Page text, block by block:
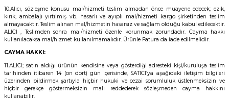
10.Alıcı, sözleşme konusu mal/hizmeti teslim almadan önce muayene edecek; ezik,
kırık, ambalajı yırtılmış vb. hasarlı ve ayıplı mal/hizmeti kargo şirketinden teslim
almayacaktır. Teslim alınan mal/hizmetin hasarsız ve sağlam olduğu kabul edilecektir.
ALICI , Teslimden sonra mal/hizmeti özenle korunmak zorundadır. Cayma hakkı
kullanılacaksa mal/hizmet kullanılmamalıdır. Ürünle Fatura da iade edilmelidir.
CAYMA HAKKI:
11.ALICI; satın aldığı ürünün kendisine veya gösterdiği adresteki kişi/kuruluşa teslim
tarihinden itibaren 14 (on dört) gün içerisinde, SATICI’ya aşağıdaki iletişim bilgileri
üzerinden bildirmek şartıyla hiçbir hukuki ve cezai sorumluluk üstlenmeksizin ve
hiçbir gerekçe göstermeksizin malı reddederek sözleşmeden cayma hakkını
kullanabilir.